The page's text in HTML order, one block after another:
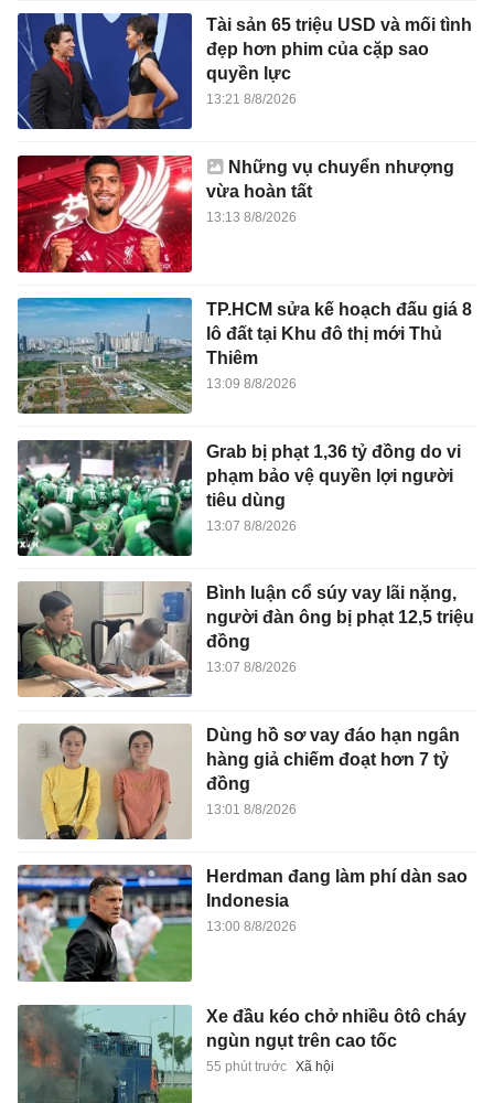
Tài sản 65 triệu USD và mối tình
đẹp hơn phim của cặp sao
quyền lực
13:21 8/8/2026
Những vụ chuyển nhượng
vừa hoàn tất
13:13 8/8/2026
TP.HCM sửa kế hoạch đấu giá 8
lô đất tại Khu đô thị mới Thủ
Thiêm
13:09 8/8/2026
Grab bị phạt 1,36 tỷ đồng do vi
phạm bảo vệ quyền lợi người
tiêu dùng
13:07 8/8/2026
Bình luận cổ súy vay lãi nặng,
người đàn ông bị phạt 12,5 triệu
đồng
13:07 8/8/2026
Dùng hồ sơ vay đáo hạn ngân
hàng giả chiếm đoạt hơn 7 tỷ
đồng
13:01 8/8/2026
Herdman đang làm phí dàn sao
Indonesia
13:00 8/8/2026
Xe đầu kéo chở nhiều ôtô cháy
ngùn ngụt trên cao tốc
55 phút trước Xã hội